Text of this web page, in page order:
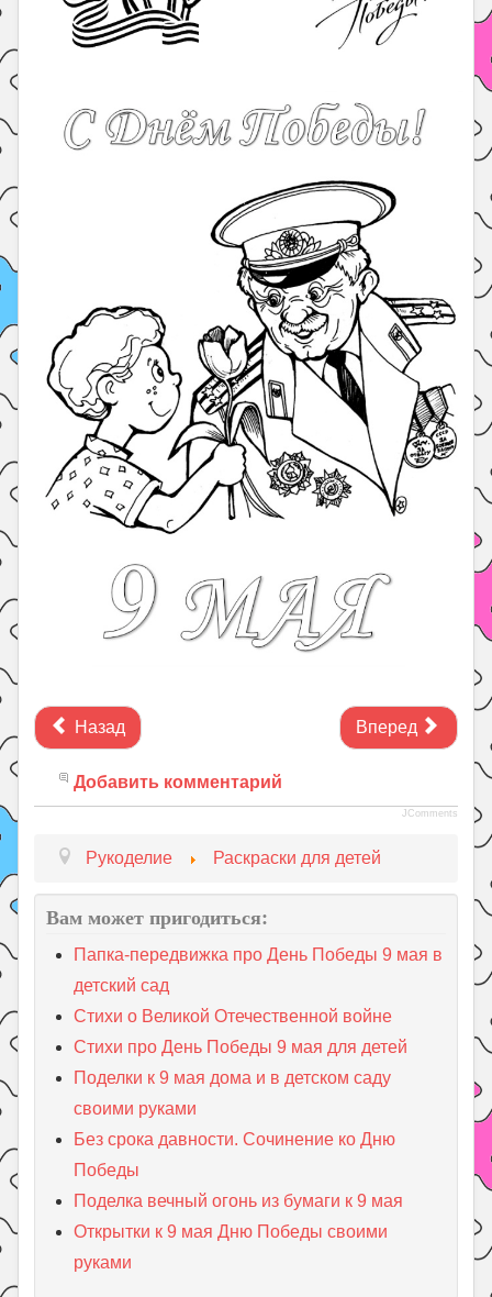
Назад Вперед
Добавить комментарий
JComments
Рукоделие Раскраски для детей
Вам может пригодиться:
Папка-передвижка про День Победы 9 мая в
детский сад
Стихи о Великой Отечественной войне
Стихи про День Победы 9 мая для детей
Поделки к 9 мая дома и в детском саду
своими руками
Без срока давности. Сочинение ко Дню
Победы
Поделка вечный огонь из бумаги к 9 мая
Открытки к 9 мая Дню Победы своими
руками